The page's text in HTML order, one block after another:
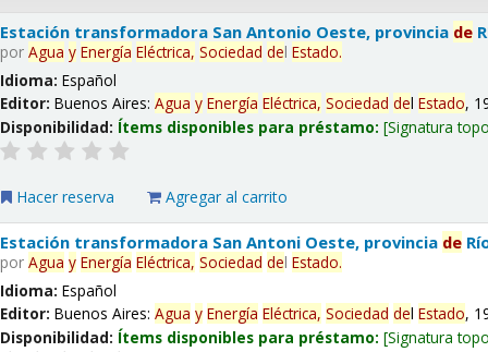
Estación transformadora San Antonio Oeste, provincia de
porAgua y Energía Eléctrica, Sociedad delEstado.
Idioma:Español
Editor:Buenos Aires:Agua y Energía Eléctrica, Sociedad delEstado,
Disponibilidad: Ítems disponibles para préstamo: Signatura
Hacer reserva Agregar al carrito
Estación transformadora San Antoni Oeste, provincia de
porAgua y Energía Eléctrica, Sociedad delEstado.
Idioma:Español
Editor:Buenos Aires:Agua y Energía Eléctrica, Sociedad delEstado,
Disponibilidad: Ítems disponibles para préstamo: Signatura